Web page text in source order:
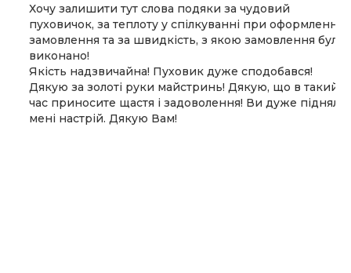
Хочу залишити тут слова подяки за чудовий
пуховичок, за теплоту у спілкуванні при оформленні
замовлення та за швидкість, з якою замовлення було
виконано!
Якість надзвичайна! Пуховик дуже сподобався!
Дякую за золоті руки майстринь! Дякую, що в такий
час приносите щастя і задоволення! Ви дуже підняли
мені настрій. Дякую Вам!